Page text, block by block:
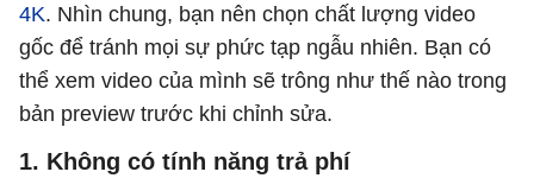
4K. Nhìn chung, bạn nên chọn chất lượng video
gốc để tránh mọi sự phức tạp ngẫu nhiên. Bạn có
thể xem video của mình sẽ trông như thế nào trong
bản preview trước khi chỉnh sửa.
1. Không có tính năng trả phí